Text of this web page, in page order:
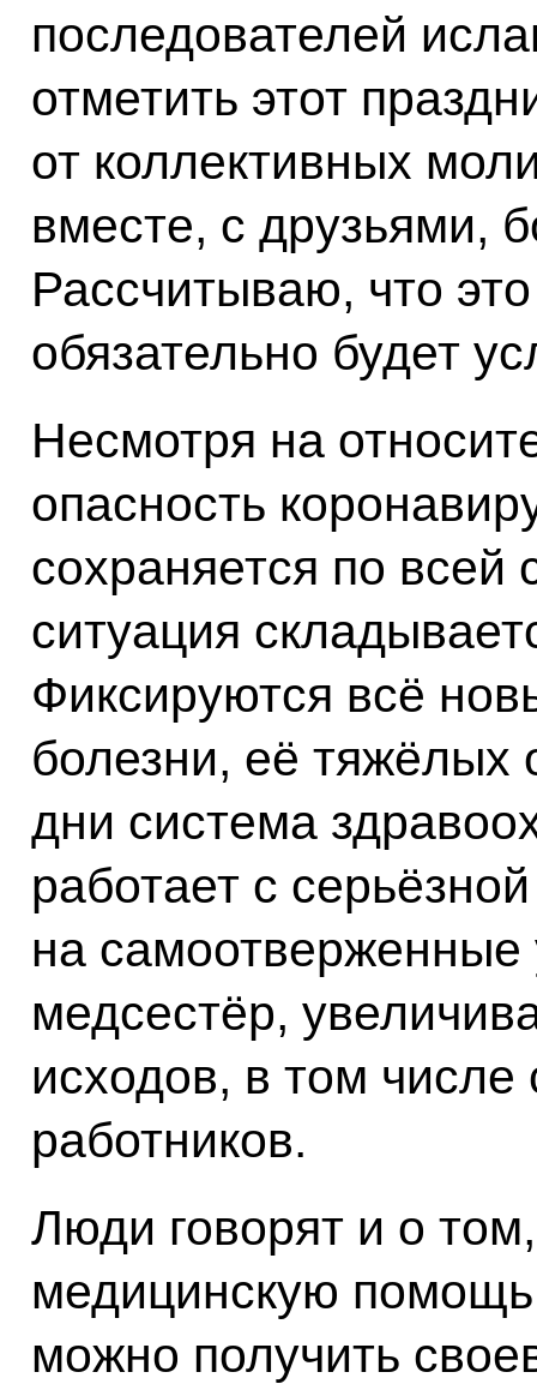
последователей
отметить этот
от коллективных
вместе, с друзьями,
Рассчитываю, что
обязательно будет
Несмотря на
опасность
сохраняется по всей
ситуация
Фиксируются всё
болезни, её тяжёлых
дни система
работает с
на самоотверженные
медсестёр,
исходов, в том
работников.
Люди говорят и о
медицинскую помощь
можно получить